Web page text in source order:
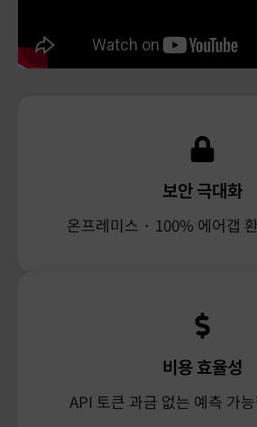
Enterprise-Grade
보안 극대화
온프레미스 · 100% 에어갭
비용 효율성
API 토큰 과금 없는 예측 가